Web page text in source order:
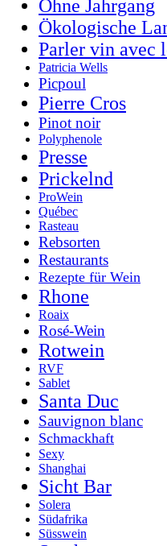
Ohne Jahrgang
Ökologische
Parler vin avec
Patricia Wells
Picpoul
Pierre Cros
Pinot noir
Polyphenole
Presse
Prickelnd
ProWein
Québec
Rasteau
Rebsorten
Restaurants
Rezepte für Wein
Rhone
Roaix
Rosé-Wein
Rotwein
RVF
Sablet
Santa Duc
Sauvignon blanc
Schmackhaft
Sexy
Shanghai
Sicht Bar
Solera
Südafrika
Süsswein